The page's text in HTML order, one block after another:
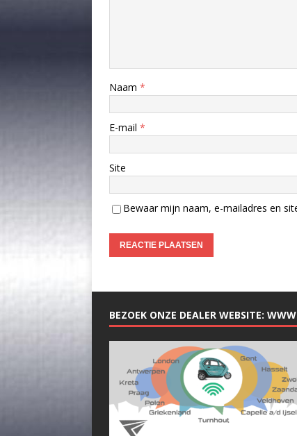
Naam *
E-mail *
Site
Bewaar mijn naam, e-mailadres en
BEZOEK ONZE DEALER WEBSITE: